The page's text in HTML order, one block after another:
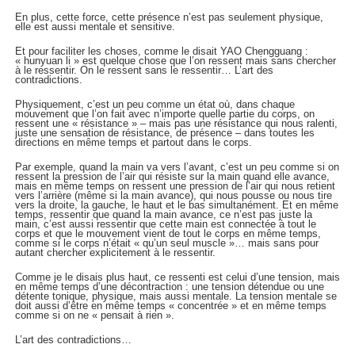
En plus, cette force, cette présence n’est pas seulement physique,
elle est aussi mentale et sensitive.
Et pour faciliter les choses, comme le disait YAO Chengguang :
« hunyuan li » est quelque chose que l’on ressent mais sans chercher
à le ressentir. On le ressent sans le ressentir… L’art des
contradictions.
Physiquement, c’est un peu comme un état où, dans chaque
mouvement que l’on fait avec n’importe quelle partie du corps, on
ressent une « résistance » – mais pas une résistance qui nous ralenti,
juste une sensation de résistance, de présence – dans toutes les
directions en même temps et partout dans le corps.
Par exemple, quand la main va vers l’avant, c’est un peu comme si on
ressent la pression de l’air qui résiste sur la main quand elle avance,
mais en même temps on ressent une pression de l’air qui nous retient
vers l’arrière (même si la main avance), qui nous pousse ou nous tire
vers la droite, la gauche, le haut et le bas simultanément. Et en même
temps, ressentir que quand la main avance, ce n’est pas juste la
main, c’est aussi ressentir que cette main est connectée à tout le
corps et que le mouvement vient de tout le corps en même temps,
comme si le corps n’était « qu’un seul muscle »… mais sans pour
autant chercher explicitement à le ressentir.
Comme je le disais plus haut, ce ressenti est celui d’une tension, mais
en même temps d’une décontraction : une tension détendue ou une
détente tonique, physique, mais aussi mentale. La tension mentale se
doit aussi d’être en même temps « concentrée » et en même temps
comme si on ne « pensait à rien ».
L’art des contradictions…